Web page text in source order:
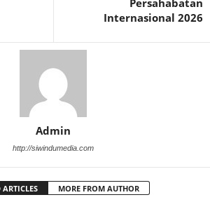
Internasional 2026
Admin
http://siwindumedia.com
ARTICLES MORE FROM AUTHOR